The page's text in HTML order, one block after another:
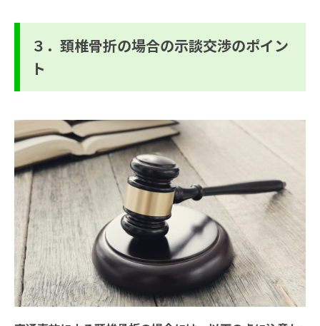
３．頚椎骨折の場合の示談交渉のポイン
ト